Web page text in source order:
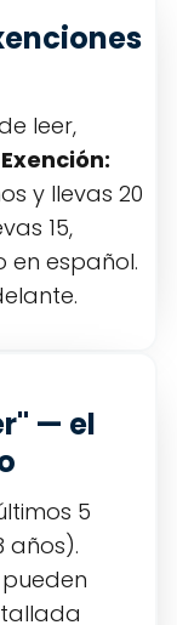
leer,
Exención:
y llevas 20
15,
en español.
— el
5
años).